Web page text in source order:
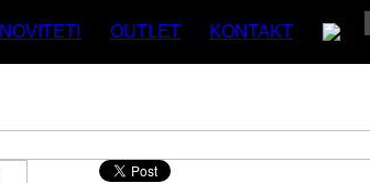
NOVITETI OUTLET KONTAKT